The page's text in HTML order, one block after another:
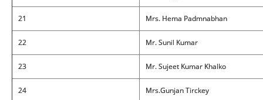
21 Mrs. Hema Padmnabhan
22 Mr. Sunil Kumar
23 Mr. Sujeet Kumar Khalko
24 Mrs.Gunjan Tirckey